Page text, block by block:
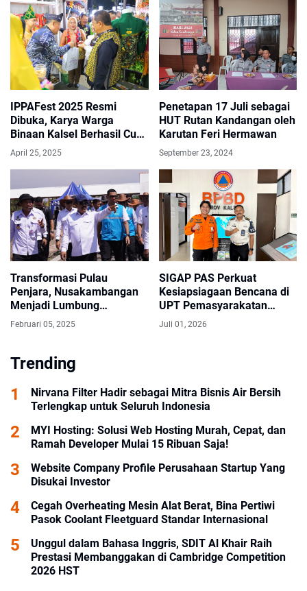
IPPAFest 2025 Resmi
Dibuka, Karya Warga
Binaan Kalsel Berhasil Curi
Perhatian Pengunjung
April 25, 2025
Penetapan 17 Juli sebagai
HUT Rutan Kandangan oleh
Karutan Feri Hermawan
September 23, 2024
Transformasi Pulau
Penjara, Nusakambangan
Menjadi Lumbung
Ketahanan Pangan
Nasional
Februari 05, 2025
SIGAP PAS Perkuat
Kesiapsiagaan Bencana di
UPT Pemasyarakatan
Kalsel
Juli 01, 2026
Trending
Nirvana Filter Hadir sebagai Mitra Bisnis Air Bersih
Terlengkap untuk Seluruh Indonesia
MYI Hosting: Solusi Web Hosting Murah, Cepat, dan
Ramah Developer Mulai 15 Ribuan Saja!
Website Company Profile Perusahaan Startup Yang
Disukai Investor
Cegah Overheating Mesin Alat Berat, Bina Pertiwi
Pasok Coolant Fleetguard Standar Internasional
Unggul dalam Bahasa Inggris, SDIT Al Khair Raih
Prestasi Membanggakan di Cambridge Competition
2026 HST